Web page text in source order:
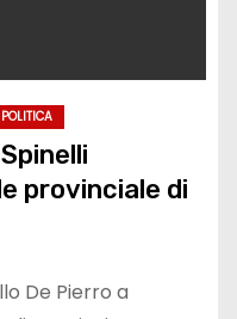
POLITICA
provinciale di
De Pierro a